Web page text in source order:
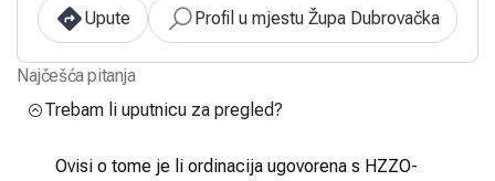
Upute
Profil u mjestu Župa Dubrovačka
Najčešća pitanja
Trebam li uputnicu za pregled?
Ovisi o tome je li ordinacija ugovorena s HZZO-